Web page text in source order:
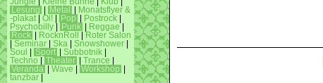
Lesung
Metal
Monatsflyer &
-plakat
Oi! Pop Postrock
Psychobilly
Punk Reggae
Rock
RocknRoll
Roter Salon
Seminar Ska Snowshower
Soul
Sport Subbotnik
Techno
Theater Trance
Veranda
Wave Workshop
tanzbar